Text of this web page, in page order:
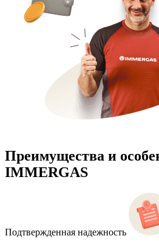
Преимущества и
IMMERGAS
Подтвержденная надежность